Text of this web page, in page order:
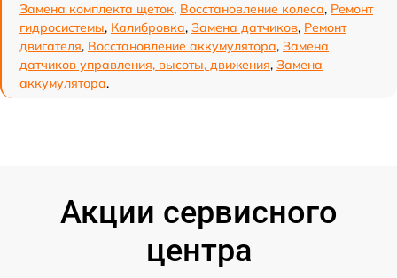
Замена комплекта щеток, Восстановление колеса, Ремонт
гидросистемы, Калибровка, Замена датчиков, Ремонт
двигателя, Восстановление аккумулятора, Замена
датчиков управления, высоты, движения, Замена
аккумулятора.
Акции сервисного
центра